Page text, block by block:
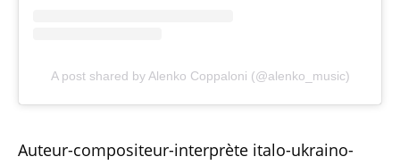
A post shared by Alenko Coppaloni (@alenko_music)
Auteur-compositeur-interprète italo-ukraino-